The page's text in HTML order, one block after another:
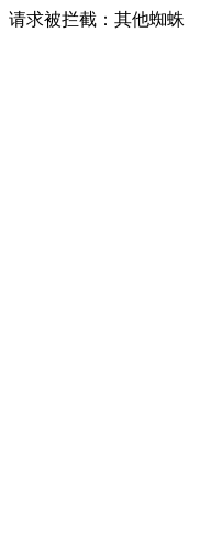
请求被拦截：其他蜘蛛